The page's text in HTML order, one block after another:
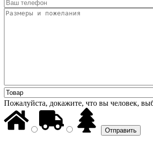
Пожалуйста, докажите, что вы человек,